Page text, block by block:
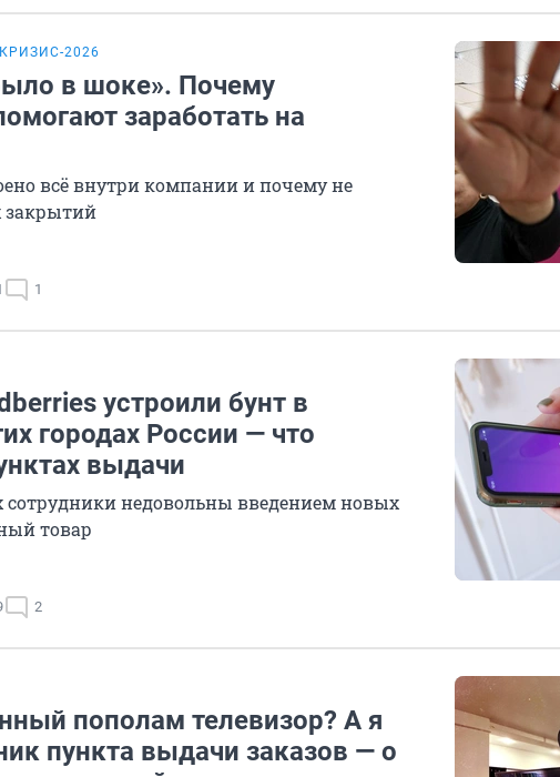
КРИЗИС-2026
в шоке». Почему
заработать на
всё внутри компании и почему не
закрытий
1
устроили бунт в
городах России — что
выдачи
сотрудники недовольны введением новых
товар
2
пополам телевизор? А я
пункта выдачи заказов — о